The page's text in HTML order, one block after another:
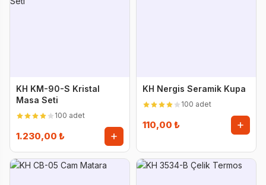
KH KM-90-S Kristal
Masa Seti
100 adet
1.230,00 ₺
KH Nergis Seramik Kupa
100 adet
110,00 ₺